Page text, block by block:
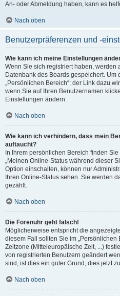
An- oder Abmeldung haben, kann es
Nach oben
Benutzerpräferenzen und -
Wie kann ich meine Einstellungen
Wenn Sie sich registriert haben, werden
Datenbank des Boards gespeichert.
„Persönlichen Bereich“; der Link dazu
wenn Sie auf Ihren Benutzernamen
Einstellungen ändern.
Nach oben
Wie kann ich verhindern, dass mein
auftaucht?
In Ihrem persönlichen Bereich finden
„Meinen Online-Status während dieser
Option einschalten, können nur
Ihren Online-Status sehen. Sie werden
gezählt.
Nach oben
Die Forenuhr geht falsch!
Möglicherweise entspricht die
diesem Fall sollten Sie im „Persönlichen
Zeitzone (Mitteleuropäische Zeit, ...)
von registrierten Benutzern geändert
sind, ist dies ein guter Grund, dies jetzt
Nach oben